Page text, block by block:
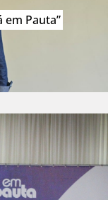
em Pauta”